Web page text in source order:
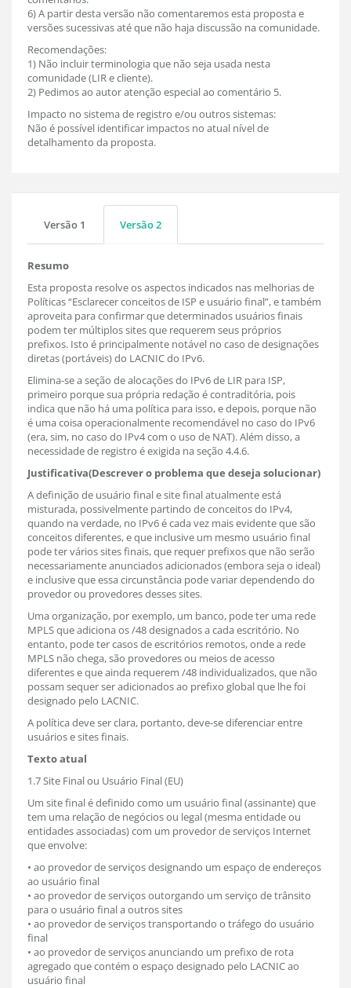
6) A partir desta versão não comentaremos esta proposta e
versões sucessivas até que não haja discussão na comunidade.
Recomendações:
1) Não incluir terminologia que não seja usada nesta
comunidade (LIR e cliente).
2) Pedimos ao autor atenção especial ao comentário 5.
Impacto no sistema de registro e/ou outros sistemas:
Não é possível identificar impactos no atual nível de
detalhamento da proposta.
Versão 1 Versão 2
Resumo
Esta proposta resolve os aspectos indicados nas melhorias de
Políticas “Esclarecer conceitos de ISP e usuário final”, e também
aproveita para confirmar que determinados usuários finais
podem ter múltiplos sites que requerem seus próprios
prefixos. Isto é principalmente notável no caso de designações
diretas (portáveis) do LACNIC do IPv6.
Elimina-se a seção de alocações do IPv6 de LIR para ISP,
primeiro porque sua própria redação é contraditória, pois
indica que não há uma política para isso, e depois, porque não
é uma coisa operacionalmente recomendável no caso do IPv6
(era, sim, no caso do IPv4 com o uso de NAT). Além disso, a
necessidade de registro é exigida na seção 4.4.6.
Justificativa(Descrever o problema que deseja solucionar)
A definição de usuário final e site final atualmente está
misturada, possivelmente partindo de conceitos do IPv4,
quando na verdade, no IPv6 é cada vez mais evidente que são
conceitos diferentes, e que inclusive um mesmo usuário final
pode ter vários sites finais, que requer prefixos que não serão
necessariamente anunciados adicionados (embora seja o ideal)
e inclusive que essa circunstância pode variar dependendo do
provedor ou provedores desses sites.
Uma organização, por exemplo, um banco, pode ter uma rede
MPLS que adiciona os /48 designados a cada escritório. No
entanto, pode ter casos de escritórios remotos, onde a rede
MPLS não chega, são provedores ou meios de acesso
diferentes e que ainda requerem /48 individualizados, que não
possam sequer ser adicionados ao prefixo global que lhe foi
designado pelo LACNIC.
A política deve ser clara, portanto, deve-se diferenciar entre
usuários e sites finais.
Texto atual
1.7 Site Final ou Usuário Final (EU)
Um site final é definido como um usuário final (assinante) que
tem uma relação de negócios ou legal (mesma entidade ou
entidades associadas) com um provedor de serviços Internet
que envolve:
• ao provedor de serviços designando um espaço de endereços
ao usuário final
• ao provedor de serviços outorgando um serviço de trânsito
para o usuário final a outros sites
• ao provedor de serviços transportando o tráfego do usuário
final
• ao provedor de serviços anunciando um prefixo de rota
agregado que contém o espaço designado pelo LACNIC ao
usuário final